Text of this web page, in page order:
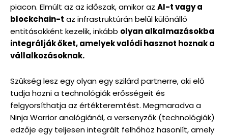
piacon. Elmúlt az az időszak, amikor az AI-t vagy a
blockchain-t az infrastruktúrán belül különálló
entitásokként kezelik, inkább olyan alkalmazásokba
integrálják őket, amelyek valódi hasznot hoznak a
vállalkozásoknak.
Szükség lesz egy olyan egy szilárd partnerre, aki elő
tudja hozni a technológiák erősségeit és
felgyorsíthatja az értékteremtést. Megmaradva a
Ninja Warrior analógiánál, a versenyzők (technológiák)
edzője egy teljesen integrált felhőhöz hasonlít, amely